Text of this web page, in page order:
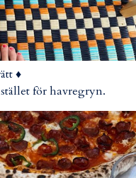
♦
för havregryn.